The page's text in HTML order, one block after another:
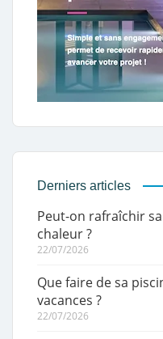
Derniers articles
Peut-on rafraîchir
chaleur ?
22/07/2026
Que faire de sa
vacances ?
22/07/2026